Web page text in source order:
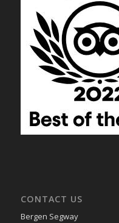
CONTACT US
Bergen Segway